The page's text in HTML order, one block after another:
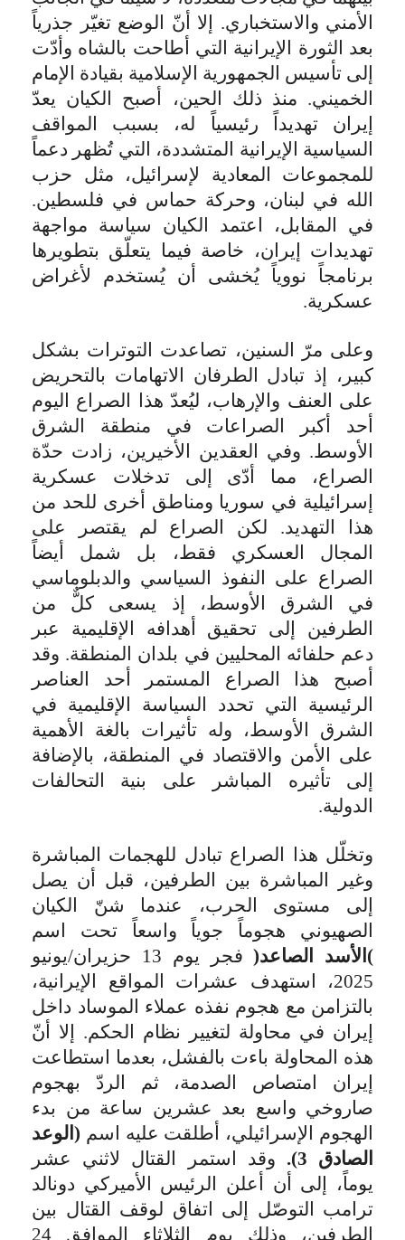
الأمني والاستخباري. إلا أنّ الوضع تغيّر جذرياً
بعد الثورة الإيرانية التي أطاحت بالشاه وأدّت
إلى تأسيس الجمهورية الإسلامية بقيادة الإمام
الخميني. منذ ذلك الحين، أصبح الكيان يعدّ
إيران تهديداً رئيسياً له، بسبب المواقف
السياسية الإيرانية المتشددة، التي تُظهر دعماً
للمجموعات المعادية لإسرائيل، مثل حزب
الله في لبنان، وحركة حماس في فلسطين.
في المقابل، اعتمد الكيان سياسة مواجهة
تهديدات إيران، خاصة فيما يتعلّق بتطويرها
برنامجاً نووياً يُخشى أن يُستخدم لأغراض
عسكرية.
وعلى مرّ السنين، تصاعدت التوترات بشكل
كبير، إذ تبادل الطرفان الاتهامات بالتحريض
على العنف والإرهاب، ليُعدّ هذا الصراع اليوم
أحد أكبر الصراعات في منطقة الشرق
الأوسط. وفي العقدين الأخيرين، زادت حدّة
الصراع، مما أدّى إلى تدخلات عسكرية
إسرائيلية في سوريا ومناطق أخرى للحد من
هذا التهديد. لكن الصراع لم يقتصر على
المجال العسكري فقط، بل شمل أيضاً
الصراع على النفوذ السياسي والدبلوماسي
في الشرق الأوسط، إذ يسعى كلٌّ من
الطرفين إلى تحقيق أهدافه الإقليمية عبر
دعم حلفائه المحليين في بلدان المنطقة. وقد
أصبح هذا الصراع المستمر أحد العناصر
الرئيسية التي تحدد السياسة الإقليمية في
الشرق الأوسط، وله تأثيرات بالغة الأهمية
على الأمن والاقتصاد في المنطقة، بالإضافة
إلى تأثيره المباشر على بنية التحالفات
الدولية.
وتخلّل هذا الصراع تبادل للهجمات المباشرة
وغير المباشرة بين الطرفين، قبل أن يصل
إلى مستوى الحرب، عندما شنّ الكيان
الصهيوني هجوماً جوياً واسعاً تحت اسم
( الأسد الصاعد)
فجر يوم 13 حزيران/يونيو
2025، استهدف عشرات المواقع الإيرانية،
بالتزامن مع هجوم نفذه عملاء الموساد داخل
إيران في محاولة لتغيير نظام الحكم. إلا أنّ
هذه المحاولة باءت بالفشل، بعدما استطاعت
إيران امتصاص الصدمة، ثم الردّ بهجوم
صاروخي واسع بعد عشرين ساعة من بدء
الهجوم الإسرائيلي، أطلقت عليه اسم (الوعد
الصادق 3).
وقد استمر القتال لاثني عشر
يوماً، إلى أن أعلن الرئيس الأميركي دونالد
ترامب التوصّل إلى اتفاق لوقف القتال بين
الطرفين، وذلك يوم الثلاثاء الموافق 24